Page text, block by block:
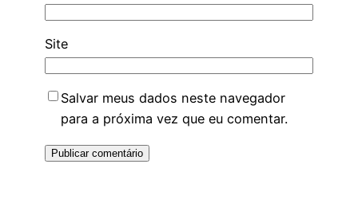
Site
Salvar meus dados neste navegador
para a próxima vez que eu comentar.